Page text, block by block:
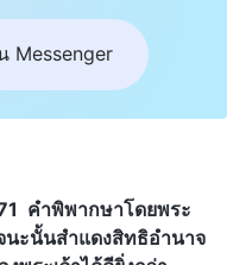
Messenger
คำพิพากษาโดยพระ
นะนั้นสำแดงสิทธิอำนาจ